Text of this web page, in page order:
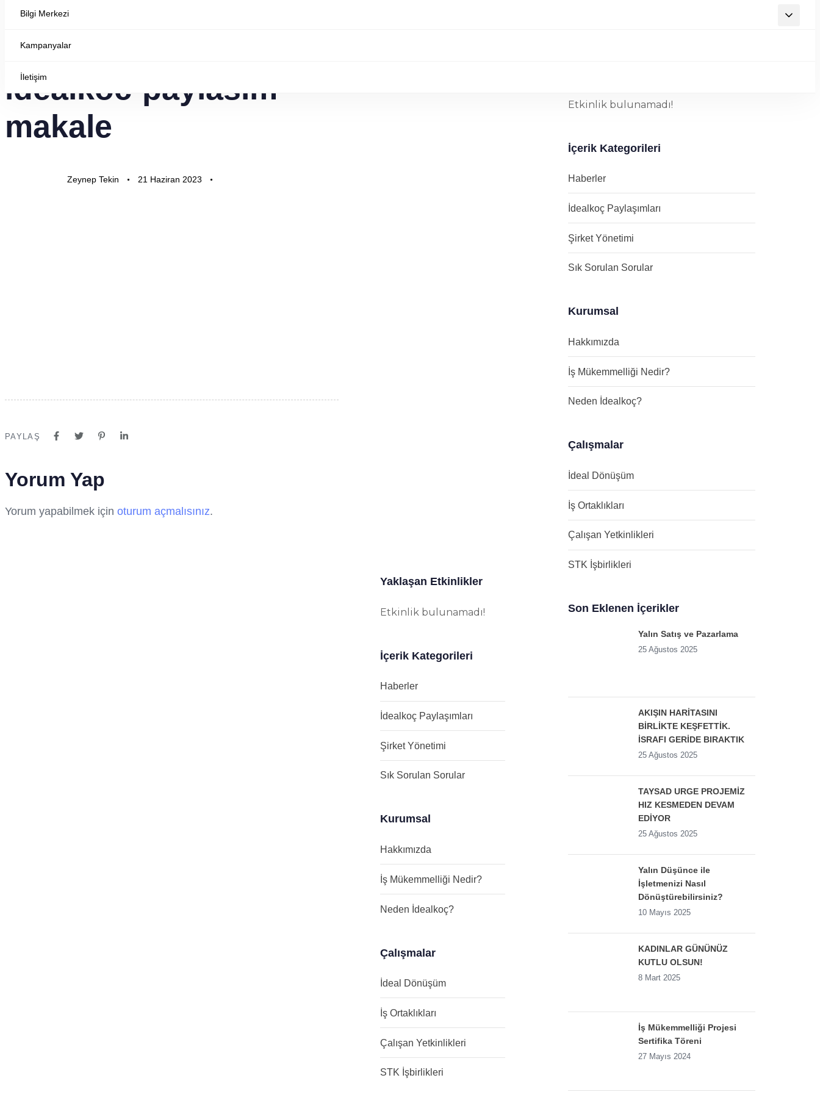
Bilgi Merkezi
Kampanyalar
İletişim
idealkoc-paylasim-
makale
Zeynep Tekin 21 Haziran 2023
PAYLAŞ
Yorum Yap
Yorum yapabilmek için oturum açmalısınız.
Yaklaşan Etkinlikler
Etkinlik bulunamadı!
İçerik Kategorileri
Haberler
İdealkoç Paylaşımları
Şirket Yönetimi
Sık Sorulan Sorular
Kurumsal
Hakkımızda
İş Mükemmelliği Nedir?
Neden İdealkoç?
Çalışmalar
İdeal Dönüşüm
İş Ortaklıkları
Çalışan Yetkinlikleri
STK İşbirlikleri
Etkinlik bulunamadı!
İçerik Kategorileri
Haberler
İdealkoç Paylaşımları
Şirket Yönetimi
Sık Sorulan Sorular
Kurumsal
Hakkımızda
İş Mükemmelliği Nedir?
Neden İdealkoç?
Çalışmalar
İdeal Dönüşüm
İş Ortaklıkları
Çalışan Yetkinlikleri
STK İşbirlikleri
Son Eklenen İçerikler
Yalın Satış ve Pazarlama
25 Ağustos 2025
AKIŞIN HARİTASINI
BİRLİKTE KEŞFETTİK.
İSRAFI GERİDE BIRAKTIK
25 Ağustos 2025
TAYSAD URGE PROJEMİZ
HIZ KESMEDEN DEVAM
EDİYOR
25 Ağustos 2025
Yalın Düşünce ile
İşletmenizi Nasıl
Dönüştürebilirsiniz?
10 Mayıs 2025
KADINLAR GÜNÜNÜZ
KUTLU OLSUN!
8 Mart 2025
İş Mükemmelliği Projesi
Sertifika Töreni
27 Mayıs 2024